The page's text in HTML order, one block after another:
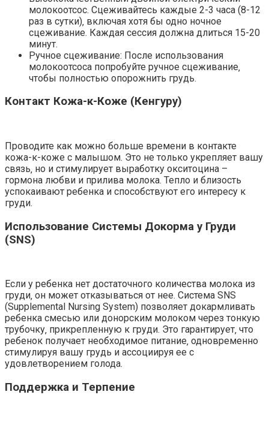
молокоотсос. Сцеживайтесь каждые 2-3 часа (8-12
раз в сутки)‚ включая хотя бы одно ночное
сцеживание. Каждая сессия должна длиться 15-20
минут.
Ручное сцеживание: После использования
молокоотсоса попробуйте ручное сцеживание‚
чтобы полностью опорожнить грудь.
Контакт Кожа-к-Коже (Кенгуру)
Проводите как можно больше времени в контакте
кожа-к-коже с малышом. Это не только укрепляет вашу
связь‚ но и стимулирует выработку окситоцина –
гормона любви и прилива молока. Тепло и близость
успокаивают ребенка и способствуют его интересу к
груди.
Использование Системы Докорма у Груди
(SNS)
Если у ребенка нет достаточного количества молока из
груди‚ он может отказываться от нее. Система SNS
(Supplemental Nursing System) позволяет докармливать
ребенка смесью или донорским молоком через тонкую
трубочку‚ прикрепленную к груди. Это гарантирует‚ что
ребенок получает необходимое питание‚ одновременно
стимулируя вашу грудь и ассоциируя ее с
удовлетворением голода.
Поддержка и Терпение